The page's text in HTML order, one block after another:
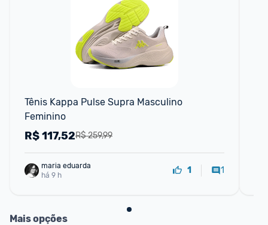
Tênis Kappa Pulse Supra Masculino
Feminino
R$ 259,99
R$117,52
maria eduarda
há 9 h
1 1
Mais opções